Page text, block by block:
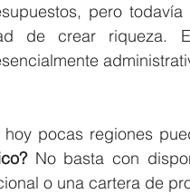
pero
de crear riqueza.
pocas regiones
No basta con
o una cartera de